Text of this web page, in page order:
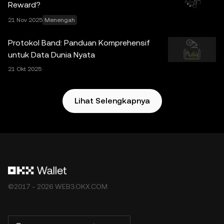
ditawarkan oleh OKX Exchange dan tunduk pada
Ketentuan Layanan Ekosistem OKX Web3
Reward?
21 Nov 2025 Menengah
Protokol Band: Panduan Komprehensif
untuk Data Dunia Nyata
21 Okt 2025
Lihat Selengkapnya
©2017 - 2026 WEB3.OKX.COM